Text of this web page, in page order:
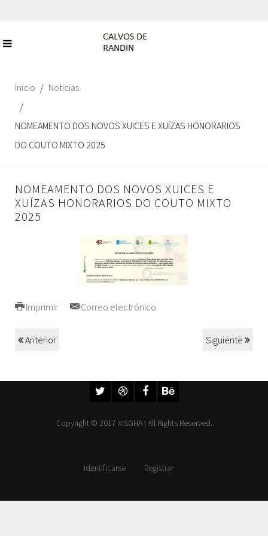
Inicio Noticias
NOMEAMENTO DOS NOVOS XUICES E XUÍZAS HONORARIOS
DO COUTO MIXTO 2025
NOMEAMENTO DOS NOVOS XUICES E
XUÍZAS HONORARIOS DO COUTO MIXTO
2025
Imprimir Correo electrónico
Anterior Siguiente
Copyright © 2017 XISGHA | All Rights Reserved.
Identificarse Registrar